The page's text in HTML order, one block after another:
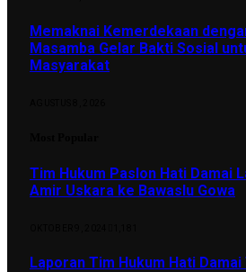
Memaknai Kemerdekaan
Masamba Gelar Bakti Sosial
Masyarakat
Tim Hukum Paslon Hati Damai
Amir Uskara ke Bawaslu Gowa
Laporan Tim Hukum Hati